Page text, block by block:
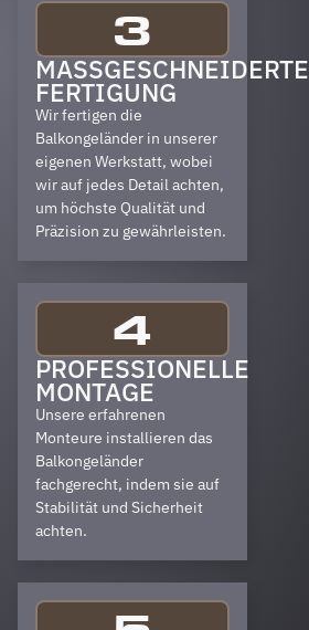
3
MASSGESCHNEIDERTE F
ERTIGUNG
Wir fertigen die
Balkongeländer in unserer
eigenen Werkstatt, wobei
wir auf jedes Detail achten,
um höchste Qualität und
Präzision zu gewährleisten.
4
PROFESSIONELLE
MONTAGE
Unsere erfahrenen
Monteure installieren das
Balkongeländer
fachgerecht, indem sie auf
Stabilität und Sicherheit
achten.